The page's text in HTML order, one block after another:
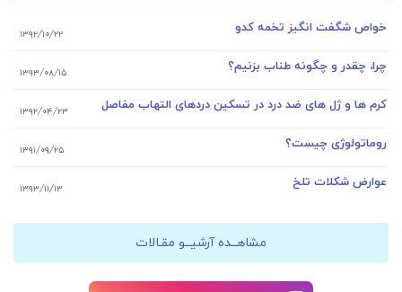
خواص شگفت انگیز تخمه کدو ۱۳۹۲/۱۰/۲۲
چرا، چقدر و چگونه طناب بزنیم؟ ۱۳۹۳/۰۸/۱۵
کرم ها و ژل های ضد درد در تسکین دردهای التهاب مفاصل ۱۳۹۲/۰۴/۲۳
روماتولوژی چیست؟ ۱۳۹۱/۰۹/۲۵
عوارض شکلات تلخ ۱۳۹۳/۱۱/۱۳
مشاهــده آرشیــو مقـالات